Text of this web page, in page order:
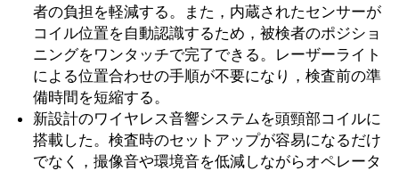
者の負担を軽減する。また，内蔵されたセンサーが
コイル位置を自動認識するため，被検者のポジショ
ニングをワンタッチで完了できる。レーザーライト
による位置合わせの手順が不要になり，検査前の準
備時間を短縮する。
新設計のワイヤレス音響システムを頭頸部コイルに
搭載した。検査時のセットアップが容易になるだけ
でなく，撮像音や環境音を低減しながらオペレータ